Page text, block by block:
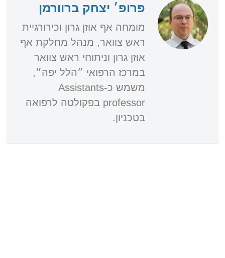
פרופ׳ יצחק ברוורמן
מומחה אף אוזן גרון וכירורגיית
ראש צוואר, מנהל מחלקת אף
אוזן גרון וניתוחי ראש צוואר
במרכז הרפואי ״הלל יפה״,
משמש כ-Assistants
professor בפקולטה לרפואה
בטכניון.